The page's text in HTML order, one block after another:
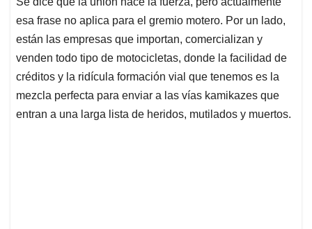
s
A
p
p
b
o
o
k
e
d
I
n
l
a
d
s
esa frase no aplica para el gremio motero. Por un lado,
están las empresas que importan, comercializan y
venden todo tipo de motocicletas, donde la facilidad de
créditos y la ridícula formación vial que tenemos es la
mezcla perfecta para enviar a las vías kamikazes que
entran a una larga lista de heridos, mutilados y muertos.